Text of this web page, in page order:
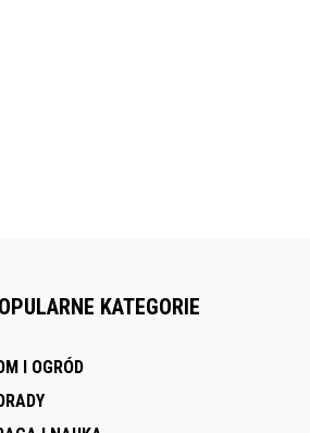
KATEGORIE
I OGRÓD